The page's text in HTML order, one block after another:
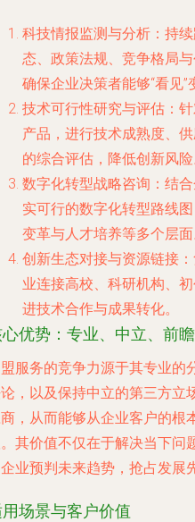
科技情报监测与分析 ：持
态、政策法规、竞争格局
确保企业决策者能够“看见”
技术可行性研究与评估 ：
产品，进行技术成熟度、
的综合评估，降低创新风险
数字化转型战略咨询 ：结
实可行的数字化转型路线
变革与人才培养等多个层面
创新生态对接与资源链接
业连接高校、科研机构、
进技术合作与成果转化。
优势：专业、中立、前瞻
服务的竞争力源于其专业的
，以及保持中立的第三方立
，从而能够从企业客户的根
其价值不仅在于解决当下问
业预判未来趋势，抢占发展
场景与客户价值